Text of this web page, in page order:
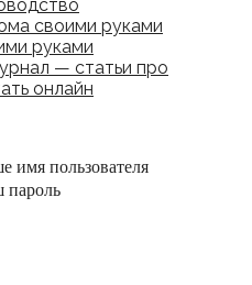
своими руками
руками
— статьи про
онлайн
имя пользователя
пароль